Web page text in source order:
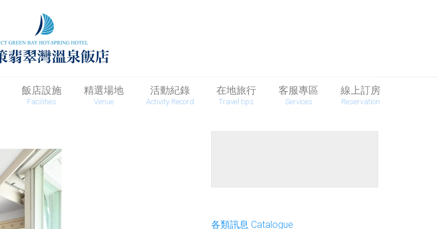
飯店設施
Facilities
精選場地
Venue
活動紀錄
Activity Record
在地旅行
Travel tips
客服專區
Services
線上訂房
Reservation
各類訊息 Catalogue